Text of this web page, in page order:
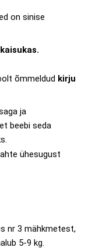
on sinise
kaisukas.
õmmeldud kirju
ja
beebi seda
ühesugust
nr 3 mähkmetest,
5-9 kg.